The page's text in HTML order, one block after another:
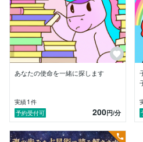
日曜日限定 / 1日1から2名様
のみの特別な枠として鑑定を
鑑定では、恋愛、人間関係、
心の奥にある言葉にできない
自分を人生の主役にするための
あなたが本来の輝きを取り戻
あなたの使命を一緒に探します
実績1 件
予約受付可
200円/分